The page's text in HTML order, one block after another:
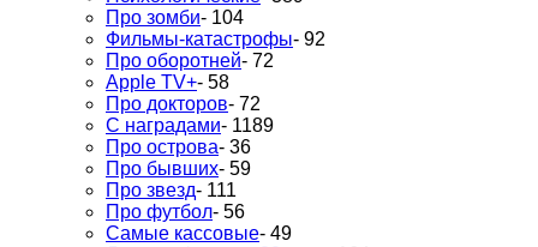
Про зомби- 104
Фильмы-катастрофы- 92
Про оборотней- 72
Apple TV+- 58
Про докторов- 72
С наградами- 1189
Про острова- 36
Про бывших- 59
Про звезд- 111
Про футбол- 56
Самые кассовые- 49